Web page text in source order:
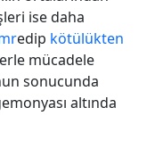
ise daha
edip kötülükten
mücadele
sonucunda
altında